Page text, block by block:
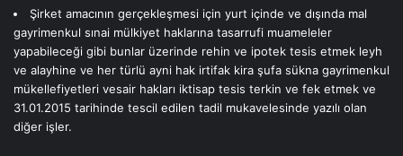
Şirket amacının gerçekleşmesi için yurt içinde ve dışında mal
gayrimenkul sınai mülkiyet haklarına tasarrufi muameleler
yapabileceği gibi bunlar üzerinde rehin ve ipotek tesis etmek leyh
ve alayhine ve her türlü ayni hak irtifak kira şufa sükna gayrimenkul
mükellefiyetleri vesair hakları iktisap tesis terkin ve fek etmek ve
31.01.2015 tarihinde tescil edilen tadil mukavelesinde yazılı olan
diğer işler.